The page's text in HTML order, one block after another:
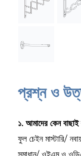
প্রশ্ন ও
১. আমাদের কেন
ফুল চেইন মাস্টারি/